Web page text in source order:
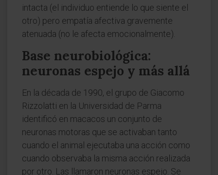
intacta (el individuo entiende lo que siente el
otro) pero empatía afectiva gravemente
atenuada (no le afecta emocionalmente).
Base neurobiológica:
neuronas espejo y más allá
En la década de 1990, el grupo de Giacomo
Rizzolatti en la Universidad de Parma
identificó en macacos un conjunto de
neuronas motoras que se activaban tanto
cuando el animal ejecutaba una acción como
cuando observaba la misma acción realizada
por otro. Las llamaron neuronas espejo. Se